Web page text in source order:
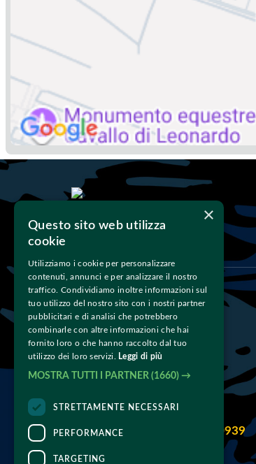
Chiamaci
Tel:393 4605323 344 1330939
×
Questo sito web utilizza
cookie
Utilizziamo i cookie per personalizzare
contenuti, annunci e per analizzare il nostro
traffico. Condividiamo inoltre informazioni sul
tuo utilizzo del nostro sito con i nostri partner
pubblicitari e di analisi che potrebbero
combinarle con altre informazioni che hai
fornito loro o che hanno raccolto dal tuo
utilizzo dei loro servizi. Leggi di più
MOSTRA TUTTI I PARTNER (1660) →
STRETTAMENTE NECESSARI
PERFORMANCE
TARGETING